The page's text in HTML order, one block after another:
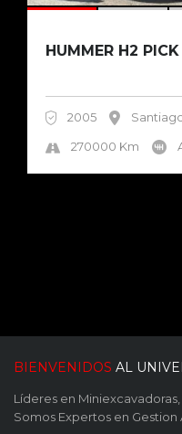
HUMMER H2
2005
270000 Km
BIENVENIDOS AL
Líderes en
Somos Expertos en